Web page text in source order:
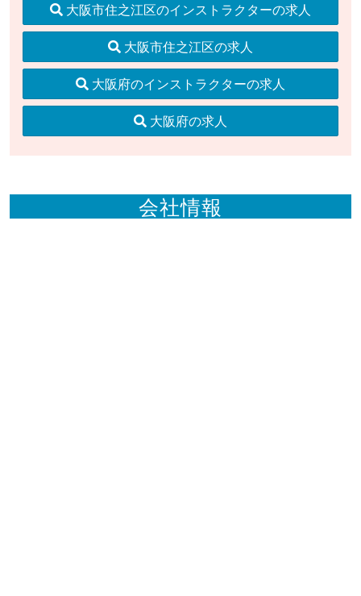
大阪市住之江区のインストラクターの求人
大阪市住之江区の求人
大阪府のインストラクターの求人
大阪府の求人
会社情報